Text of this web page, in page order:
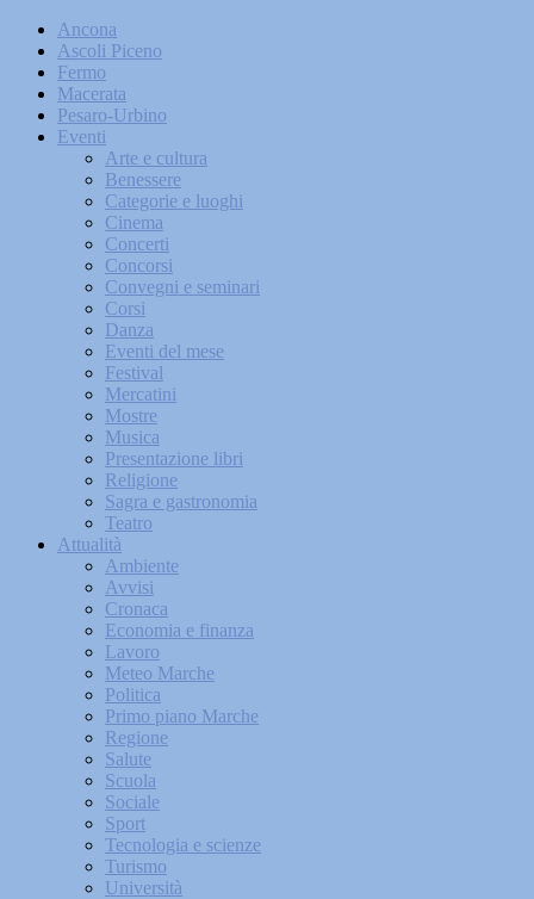
Ancona
Ascoli Piceno
Fermo
Macerata
Pesaro-Urbino
Eventi
Arte e cultura
Benessere
Categorie e luoghi
Cinema
Concerti
Concorsi
Convegni e seminari
Corsi
Danza
Eventi del mese
Festival
Mercatini
Mostre
Musica
Presentazione libri
Religione
Sagra e gastronomia
Teatro
Attualità
Ambiente
Avvisi
Cronaca
Economia e finanza
Lavoro
Meteo Marche
Politica
Primo piano Marche
Regione
Salute
Scuola
Sociale
Sport
Tecnologia e scienze
Turismo
Università